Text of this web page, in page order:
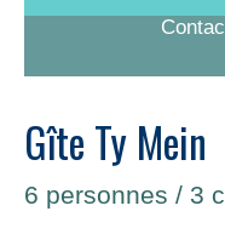
Gîte Ty Mein
6 personnes / 3